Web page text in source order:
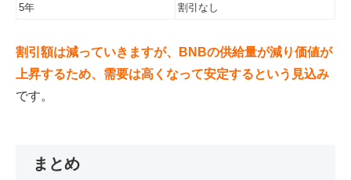
5年
割引なし
割引額は減っていきますが、BNBの供給量が減り価値が
上昇するため、需要は高くなって安定するという見込み
です。
まとめ